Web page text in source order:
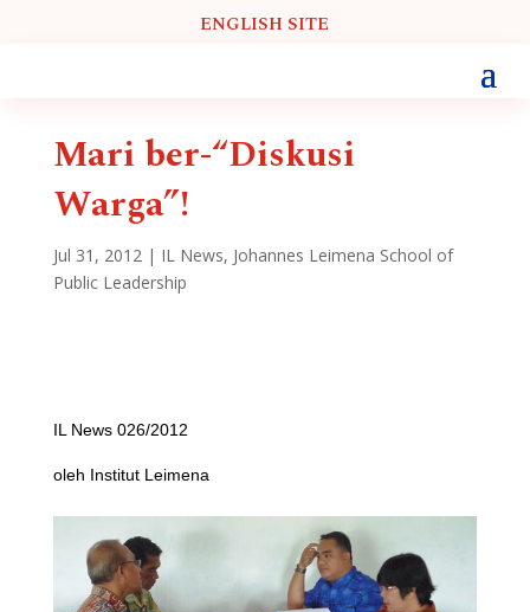
ENGLISH SITE
Mari ber-“Diskusi
Warga”!
Jul 31, 2012| IL News, Johannes Leimena School of
Public Leadership
IL News 026/2012
oleh Institut Leimena